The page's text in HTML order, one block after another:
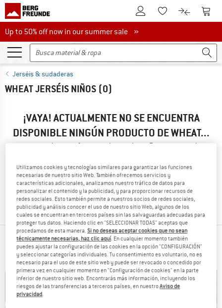
A la cuenta de cliente
A la lista de
A la A la
Up to 50% off now in our summer sale
Up to 50% off now in our summer sale »
Jerséis & sudaderas
WHEAT JERSÉIS NIÑOS (0)
¡VAYA! ACTUALMENTE NO SE ENCUENTRA
DISPONIBLE NINGÚN PRODUCTO DE WHEAT...
... pero podemos ofrecerte alternativas. Para que puedas
opciones:
» Vuelve a la página anteriory busca de nuevo empleando
menos filtros.
PRODUCTOS TOP DE TUS MARCAS FAVORITAS
Utilizamos cookies y tecnologías similares para garantizar las funciones
necesarias de nuestro sitio Web. También ofrecemos servicios y
características adicionales, analizamos nuestro tráfico de datos para
personalizar el contenido y la publicidad, y para proporcionar recursos de
redes sociales. Esto también permite a nuestros socios de redes sociales,
publicidad y análisis conocer el uso de nuestro sitio Web, algunos de los
cuales se encuentran en terceros países sin las salvaguardas adecuadas para
proteger tus datos. Haciendo clic en "SELECCIONAR TODAS" aceptas que
procedamos de esta manera.Si no deseas aceptar cookies que no sean
técnicamente necesarias, haz clic aquí. En cualquier momento también
puedes ajustar la configuración de las cookies en la opción "CONFIGURACIÓN"
y seleccionar categorías individuales. Tu consentimiento es voluntario, no es
necesario para el uso de este sitio web y puede ser revocado o concedido por
primera vez en cualquier momento en "Configuración de cookies" en la parte
inferior de nuestro sitio web. Encontrarás más información, incluyendo los
riesgos de las transferencias a terceros países, en nuestroAviso de
privacidad.